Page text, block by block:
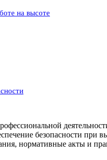
на высоте
безопасности при
нормативные акты и